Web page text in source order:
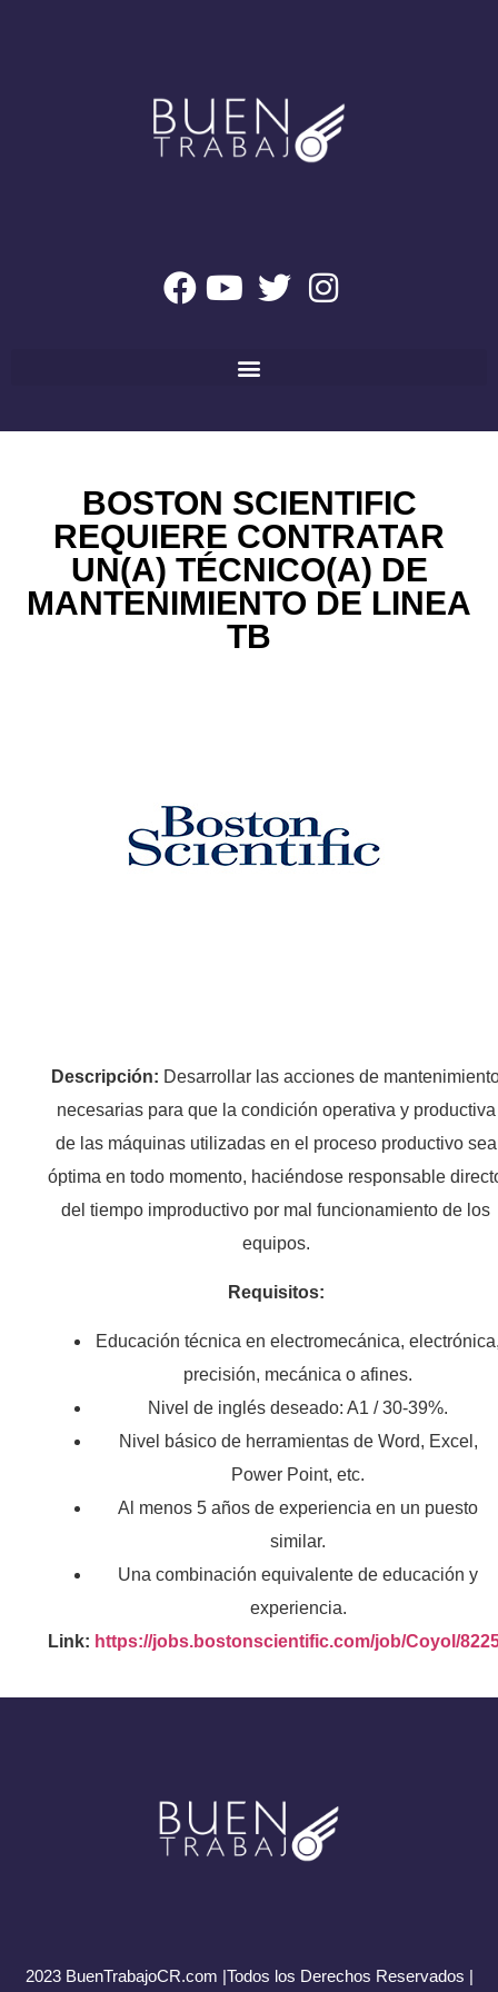
BOSTON SCIENTIFIC
REQUIERE CONTRATAR
UN(A) TÉCNICO(A) DE
MANTENIMIENTO DE LINEA
TB
Descripción: Desarrollar las acciones de
necesarias para que la condición operativa y productiva
de las máquinas utilizadas en el proceso productivo sea
óptima en todo momento, haciéndose responsable
del tiempo improductivo por mal funcionamiento de los
equipos.
Requisitos:
Educación técnica en electromecánica,
precisión, mecánica o afines.
Nivel de inglés deseado: A1 / 30-39%.
Nivel básico de herramientas de Word, Excel,
Power Point, etc.
Al menos 5 años de experiencia en un puesto
similar.
Una combinación equivalente de educación y
experiencia.
Link: https://jobs.bostonscientific.com/job/Coyol/
2023 BuenTrabajoCR.com |Todos los Derechos Reservados |